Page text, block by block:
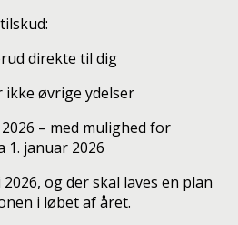
direkte til dig
øvrige ydelser
– med mulighed for
januar 2026
og der skal laves en plan
i løbet af året.